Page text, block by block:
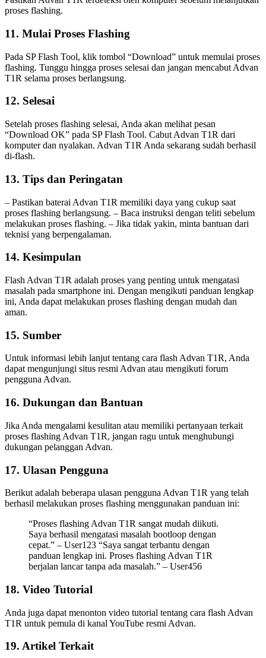
proses flashing.
11. Mulai Proses Flashing
Pada SP Flash Tool, klik tombol “Download” untuk memulai proses
flashing. Tunggu hingga proses selesai dan jangan mencabut Advan
T1R selama proses berlangsung.
12. Selesai
Setelah proses flashing selesai, Anda akan melihat pesan
“Download OK” pada SP Flash Tool. Cabut Advan T1R dari
komputer dan nyalakan. Advan T1R Anda sekarang sudah berhasil
di-flash.
13. Tips dan Peringatan
– Pastikan baterai Advan T1R memiliki daya yang cukup saat
proses flashing berlangsung. – Baca instruksi dengan teliti sebelum
melakukan proses flashing. – Jika tidak yakin, minta bantuan dari
teknisi yang berpengalaman.
14. Kesimpulan
Flash Advan T1R adalah proses yang penting untuk mengatasi
masalah pada smartphone ini. Dengan mengikuti panduan lengkap
ini, Anda dapat melakukan proses flashing dengan mudah dan
aman.
15. Sumber
Untuk informasi lebih lanjut tentang cara flash Advan T1R, Anda
dapat mengunjungi situs resmi Advan atau mengikuti forum
pengguna Advan.
16. Dukungan dan Bantuan
Jika Anda mengalami kesulitan atau memiliki pertanyaan terkait
proses flashing Advan T1R, jangan ragu untuk menghubungi
dukungan pelanggan Advan.
17. Ulasan Pengguna
Berikut adalah beberapa ulasan pengguna Advan T1R yang telah
berhasil melakukan proses flashing menggunakan panduan ini:
“Proses flashing Advan T1R sangat mudah diikuti.
Saya berhasil mengatasi masalah bootloop dengan
cepat.” – User123 “Saya sangat terbantu dengan
panduan lengkap ini. Proses flashing Advan T1R
berjalan lancar tanpa ada masalah.” – User456
18. Video Tutorial
Anda juga dapat menonton video tutorial tentang cara flash Advan
T1R untuk pemula di kanal YouTube resmi Advan.
19. Artikel Terkait